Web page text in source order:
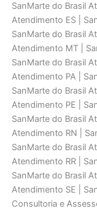
SanMarte do Brasil
Atendimento ES |
SanMarte do Brasil
Atendimento MT |
SanMarte do Brasil
Atendimento PA |
SanMarte do Brasil
Atendimento PE |
SanMarte do Brasil
Atendimento RN |
SanMarte do Brasil
Atendimento RR |
SanMarte do Brasil
Atendimento SE |
Consultoria e